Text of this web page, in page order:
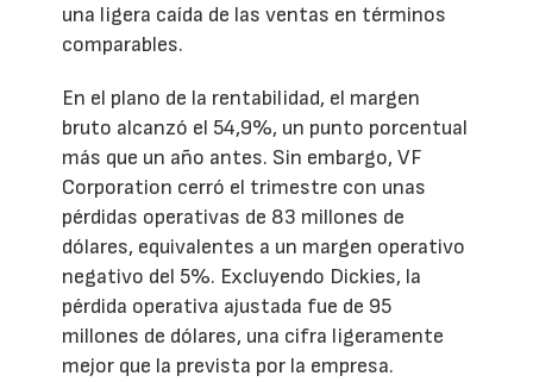
una ligera caída de las ventas en términos
comparables.
En el plano de la rentabilidad, el margen
bruto alcanzó el 54,9%, un punto porcentual
más que un año antes. Sin embargo, VF
Corporation cerró el trimestre con unas
pérdidas operativas de 83 millones de
dólares, equivalentes a un margen operativo
negativo del 5%. Excluyendo Dickies, la
pérdida operativa ajustada fue de 95
millones de dólares, una cifra ligeramente
mejor que la prevista por la empresa.